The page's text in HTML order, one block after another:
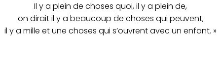
Il y a plein de choses quoi, il y a plein de,
on dirait il y a beaucoup de choses qui peuvent,
il y a mille et une choses qui s’ouvrent avec un enfant. »